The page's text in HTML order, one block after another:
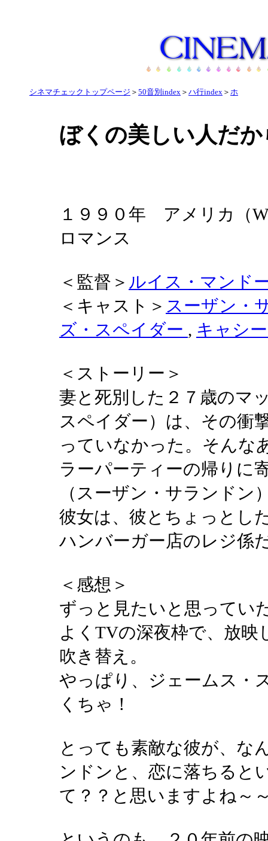
シネマチェックトップページ ＞ 50音別index ＞ ハ行index ＞ ホ
ぼくの美しい人だか
１９９０年 アメリカ（
ロマンス
＜監督＞ ルイス・マンド
＜キャスト＞ スーザン・
ズ・スペイダー , キャシ
＜ストーリー＞
妻と死別した２７歳のマ
スペイダー）は、その衝
っていなかった。そんな
ラーパーティーの帰りに
（スーザン・サランドン
彼女は、彼とちょっとし
ハンバーガー店のレジ係
＜感想＞
ずっと見たいと思ってい
よくTVの深夜枠で、放
吹き替え。
やっぱり、ジェームス・
くちゃ！
とっても素敵な彼が、な
ンドンと、恋に落ちると
て？？と思いますよね～